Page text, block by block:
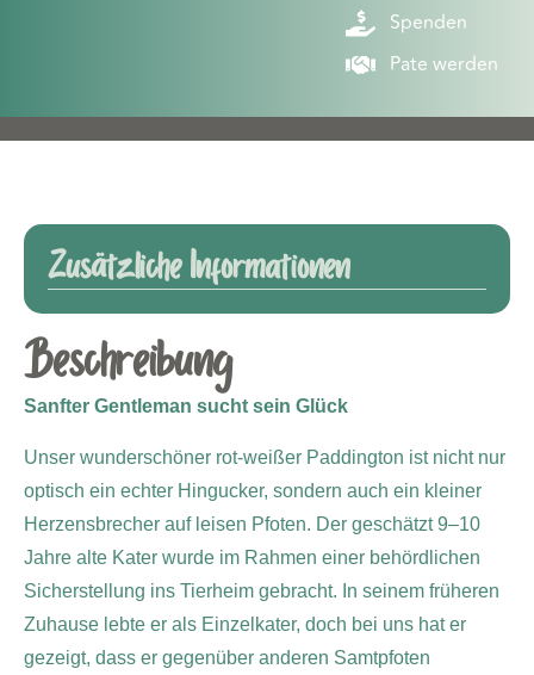
Spenden
Pate werden
Zusätzliche Informationen
Beschreibung
Sanfter Gentleman sucht sein Glück
Unser wunderschöner rot-weißer Paddington ist nicht nur
optisch ein echter Hingucker, sondern auch ein kleiner
Herzensbrecher auf leisen Pfoten. Der geschätzt 9–10
Jahre alte Kater wurde im Rahmen einer behördlichen
Sicherstellung ins Tierheim gebracht. In seinem früheren
Zuhause lebte er als Einzelkater, doch bei uns hat er
gezeigt, dass er gegenüber anderen Samtpfoten